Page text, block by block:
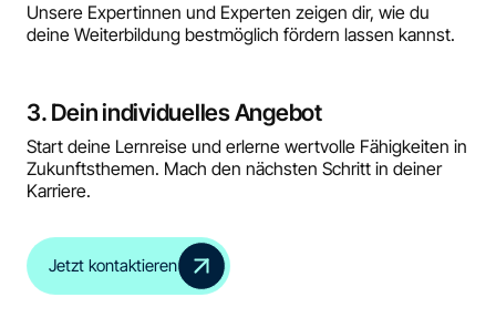
Unsere Expertinnen und Experten zeigen dir, wie du
deine Weiterbildung bestmöglich fördern lassen kannst.
3. Dein individuelles Angebot
Start deine Lernreise und erlerne wertvolle Fähigkeiten in
Zukunftsthemen. Mach den nächsten Schritt in deiner
Karriere.
Jetzt kontaktieren